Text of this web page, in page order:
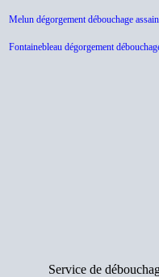
Melun dégorgement débouchage
Fontainebleau dégorgement
Service de